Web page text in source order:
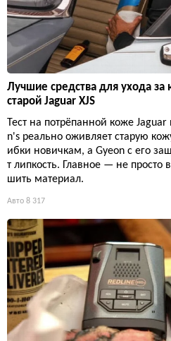
Лучшие средства для ухода
старой Jaguar XJS
Тест на потрёпанной коже
n's реально оживляет старую
ибки новичкам, а Gyeon с его
т липкость. Главное — не просто
шить материал.
Авто 8 317